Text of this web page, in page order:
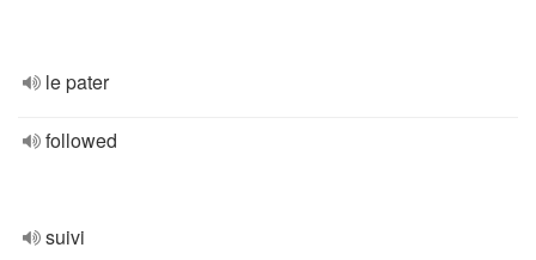
le pater
followed
suivi